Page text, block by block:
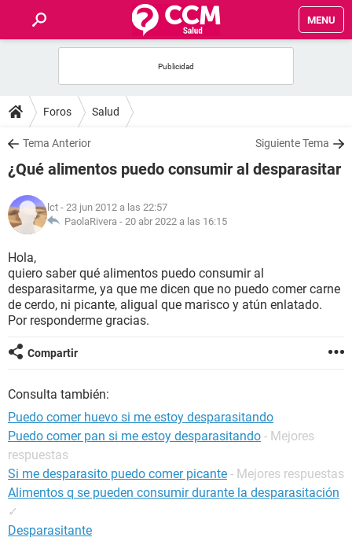
MENU
FOROS
SALUD
FAMILIA
NUTRICIÓN
BIENESTAR
SEXUALIDAD
GLOSARIO
Foros Salud
Tema Anterior Siguiente Tema
¿Qué alimentos puedo consumir al desparasitar
lct - 23 jun 2012 a las 22:57
PaolaRivera - 20 abr 2022 a las 16:15
Hola,
quiero saber qué alimentos puedo consumir al
desparasitarme, ya que me dicen que no puedo comer carne
de cerdo, ni picante, aligual que marisco y atún enlatado.
Por responderme gracias.
Compartir
Consulta también:
Puedo comer huevo si me estoy desparasitando
Puedo comer pan si me estoy desparasitando - Mejores
respuestas
Si me desparasito puedo comer picante - Mejores respuestas
Alimentos q se pueden consumir durante la desparasitación
✓
Desparasitante